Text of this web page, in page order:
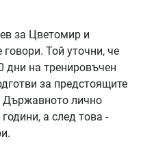
за Цветомир и
говори. Той уточни, че
дни на тренировъчен
за предстоящите
Държавното лично
а след това -